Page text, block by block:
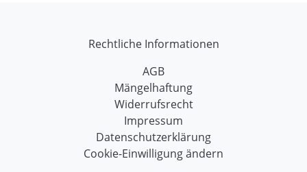
Rechtliche Informationen
AGB
Mängelhaftung
Widerrufsrecht
Impressum
Datenschutzerklärung
Cookie-Einwilligung ändern